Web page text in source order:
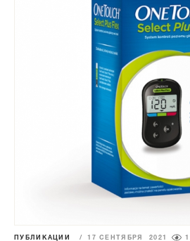
ПУБЛИКАЦИИ / 17 СЕНТЯБРЯ 2021